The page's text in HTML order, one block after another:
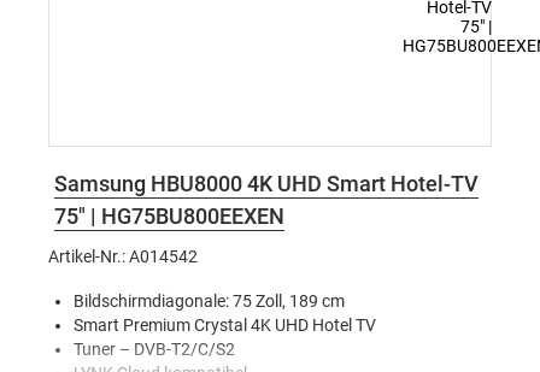
Samsung HBU8000 4K UHD Smart Hotel-TV
75" | HG75BU800EEXEN
Artikel-Nr.: A014542
Bildschirmdiagonale: 75 Zoll, 189 cm
Smart Premium Crystal 4K UHD Hotel TV
Tuner – DVB-T2/C/S2